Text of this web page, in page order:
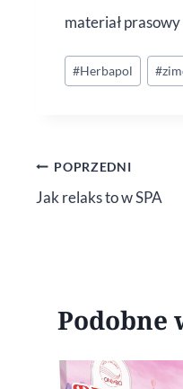
materiał prasowy
Tagi
wpisu:
#Herbapol #
Nawigacja
wpisu
POPRZEDNI
Jak relaks to w SPA
Podobne